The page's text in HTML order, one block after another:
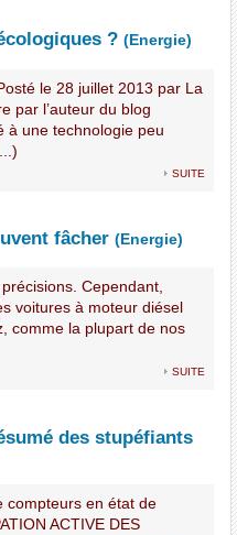
? (Energie)
le 28 juillet 2013 par La
par l’auteur du blog
à une technologie peu
suite
fâcher (Energie)
Cependant,
voitures à moteur diésel
comme la plupart de nos
suite
des stupéfiants
compteurs en état de
ACTIVE DES